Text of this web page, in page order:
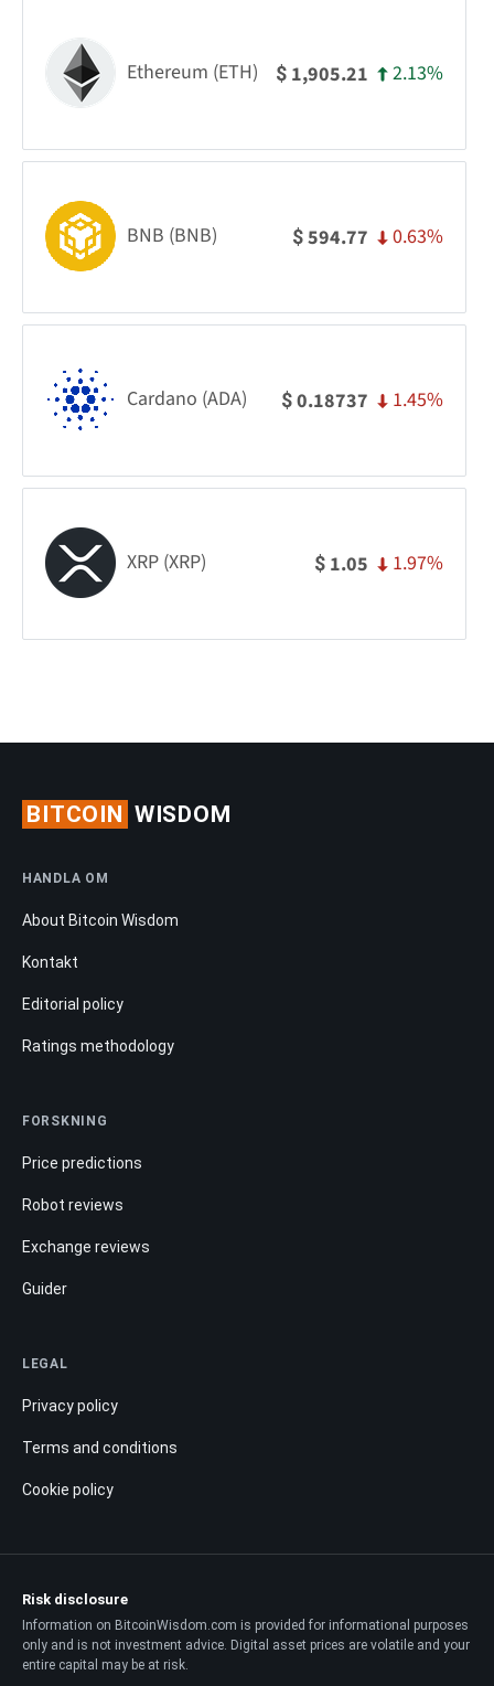
Ethereum (ETH) $ 1,905.21 2.13%
BNB (BNB) $594.77 0.63%
Cardano (ADA) $0.18737 1.45%
XRP (XRP) $ 1.05 1.97%
BITCOIN WISDOM
HANDLA OM
About Bitcoin Wisdom
Kontakt
Editorial policy
Ratings methodology
FORSKNING
Price predictions
Robot reviews
Exchange reviews
Guider
LEGAL
Privacy policy
Terms and conditions
Cookie policy
Risk disclosure
Information on BitcoinWisdom.com is provided for informational purposes
only and is not investment advice. Digital asset prices are volatile and your
entire capital may be at risk.